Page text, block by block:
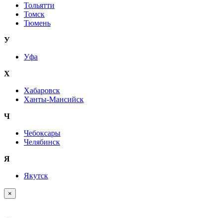
Тольятти
Томск
Тюмень
У
Уфа
Х
Хабаровск
Ханты-Мансийск
Ч
Чебоксары
Челябинск
Я
Якутск
×